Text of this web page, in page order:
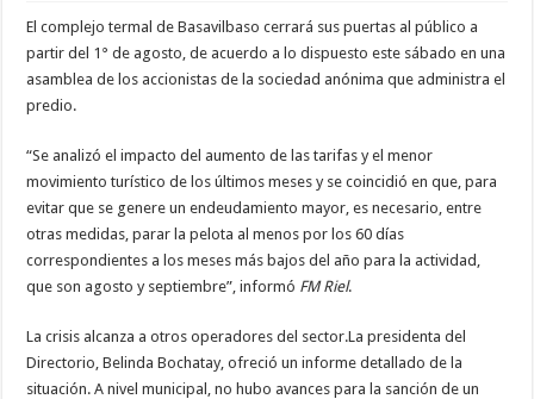
El complejo termal de Basavilbaso cerrará sus puertas al público a
partir del 1° de agosto, de acuerdo a lo dispuesto este sábado en una
asamblea de los accionistas de la sociedad anónima que administra el
predio.
“Se analizó el impacto del aumento de las tarifas y el menor
movimiento turístico de los últimos meses y se coincidió en que, para
evitar que se genere un endeudamiento mayor, es necesario, entre
otras medidas, parar la pelota al menos por los 60 días
correspondientes a los meses más bajos del año para la actividad,
que son agosto y septiembre”, informó FM Riel.
La crisis alcanza a otros operadores del sector.La presidenta del
Directorio, Belinda Bochatay, ofreció un informe detallado de la
situación. A nivel municipal, no hubo avances para la sanción de un